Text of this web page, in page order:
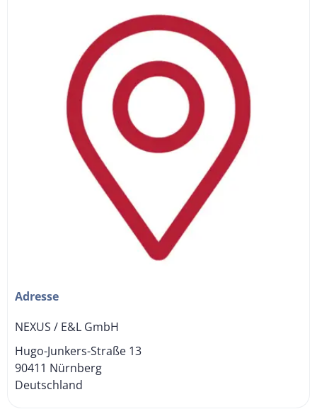
Adresse
NEXUS / E&L GmbH
Hugo-Junkers-Straße 13
90411 Nürnberg
Deutschland